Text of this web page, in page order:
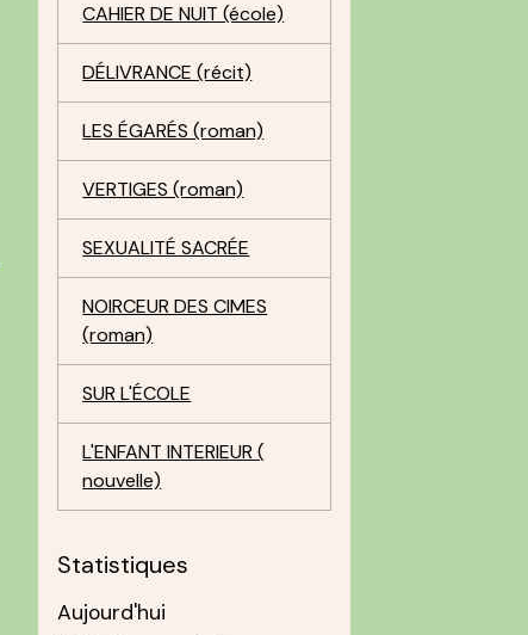
CAHIER DE NUIT (école)
DÉLIVRANCE (récit)
LES ÉGARÉS (roman)
VERTIGES (roman)
SEXUALITÉ SACRÉE
NOIRCEUR DES CIMES
(roman)
SUR L'ÉCOLE
L'ENFANT INTERIEUR (
nouvelle)
Statistiques
Aujourd'hui